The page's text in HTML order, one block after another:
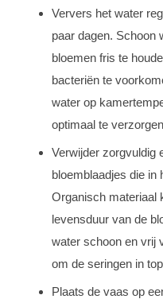
Ververs het water
paar dagen. Schoon
bloemen fris te
bacteriën te
water op
optimaal te
Verwijder zorgvuldig
bloemblaadjes die in
Organisch materiaal
levensduur van de
water schoon en vrij
om de seringen in
Plaats de vaas op